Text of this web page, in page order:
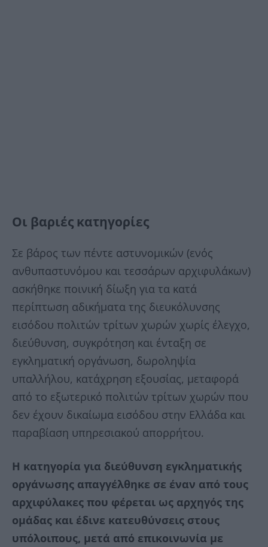
Οι βαριές κατηγορίες
Σε βάρος των πέντε αστυνομικών (ενός
ανθυπαστυνόμου και τεσσάρων αρχιφυλάκων)
ασκήθηκε ποινική δίωξη για τα κατά
περίπτωση αδικήματα της διευκόλυνσης
εισόδου πολιτών τρίτων χωρών χωρίς έλεγχο,
διεύθυνση, συγκρότηση και ένταξη σε
εγκληματική οργάνωση, δωροληψία
υπαλλήλου, κατάχρηση εξουσίας, μεταφορά
από το εξωτερικό πολιτών τρίτων χωρών που
δεν έχουν δικαίωμα εισόδου στην Ελλάδα και
παραβίαση υπηρεσιακού απορρήτου.
Η κατηγορία για διεύθυνση εγκληματικής
οργάνωσης απαγγέλθηκε σε έναν από τους
αρχιφύλακες που φέρεται ως αρχηγός της
ομάδας και έδινε κατευθύνσεις στους
υπόλοιπους, μετά από επικοινωνία με